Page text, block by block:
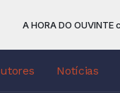
A HORA DO OUVINTE com
Notícias